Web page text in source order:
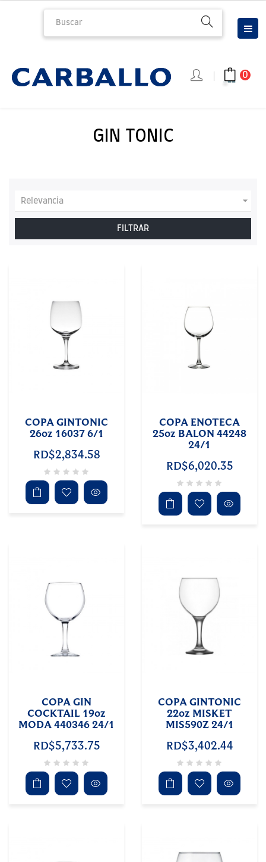
0
de
☰
GIN TONIC
Relevancia 
FILTRAR
COPA GINTONIC
26oz 16037 6/1
RD$2,834.58
COPA ENOTECA
25oz BALON 44248
24/1
RD$6,020.35
COPA GIN
COCKTAIL 19oz
MODA 440346 24/1
RD$5,733.75
COPA GINTONIC
22oz MISKET
MIS590Z 24/1
RD$3,402.44